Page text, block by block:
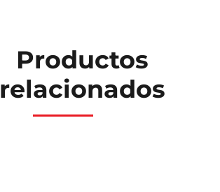
Productos
relacionados